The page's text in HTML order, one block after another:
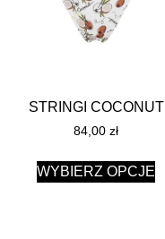
STRINGI COCONUT
84,00 zł
WYBIERZ OPCJE